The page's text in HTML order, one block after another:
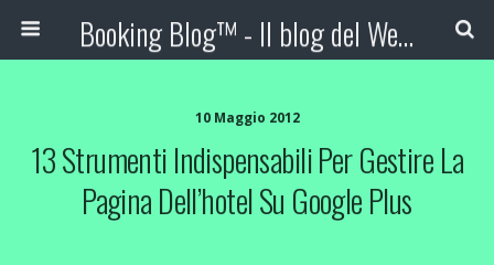
Booking Blog™ - Il blog del Web Marketing Turistico
10 Maggio 2012
13 Strumenti Indispensabili Per Gestire La
Pagina Dell’hotel Su Google Plus